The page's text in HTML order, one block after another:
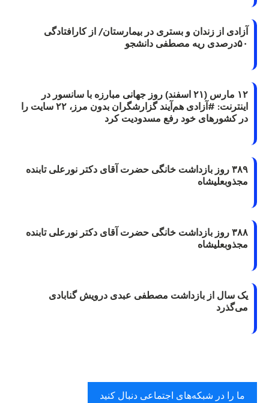
آزادی از زندان و بستری در بیمارستان/ از کارافتادگی
۵۰درصدی ریه مصطفی دانشجو
۱۲ مارس (۲۱ اسفند) روز جهانی مبارزه با سانسور در
اینترنت: #آزادی هم‌آیند گزارشگران‌ بدون مرز، ۲۲ سایت را
در کشورهای خود رفع مسدودیت کرد
۳۸۹ روز بازداشت خانگی حضرت آقای دکتر نورعلی تابنده
مجذوبعلیشاه
۳۸۸ روز بازداشت خانگی حضرت آقای دکتر نورعلی تابنده
مجذوبعلیشاه
یک سال از بازداشت مصطفی عبدی درویش گنابادی
می‌گذرد
ما را در شبکه‌های اجتماعی دنبال کنید